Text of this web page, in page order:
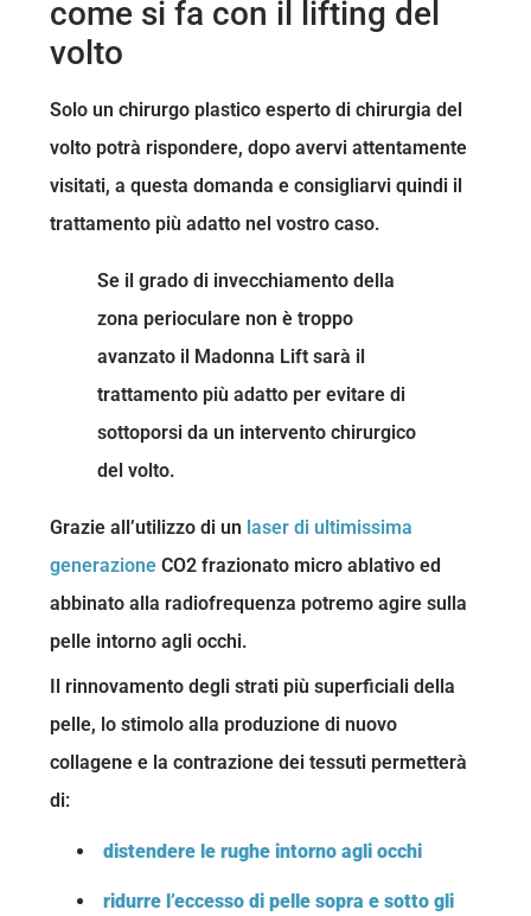
come si fa con il lifting del
volto
Solo un chirurgo plastico esperto di chirurgia del
volto potrà rispondere, dopo avervi attentamente
visitati, a questa domanda e consigliarvi quindi il
trattamento più adatto nel vostro caso.
Se il grado di invecchiamento della
zona perioculare non è troppo
avanzato il Madonna Lift sarà il
trattamento più adatto per evitare di
sottoporsi da un intervento chirurgico
del volto.
Grazie all’utilizzo di un laser di ultimissima
generazione CO2 frazionato micro ablativo ed
abbinato alla radiofrequenza potremo agire sulla
pelle intorno agli occhi.
Il rinnovamento degli strati più superficiali della
pelle, lo stimolo alla produzione di nuovo
collagene e la contrazione dei tessuti permetterà
di:
distendere le rughe intorno agli occhi
ridurre l’eccesso di pelle sopra e sotto gli